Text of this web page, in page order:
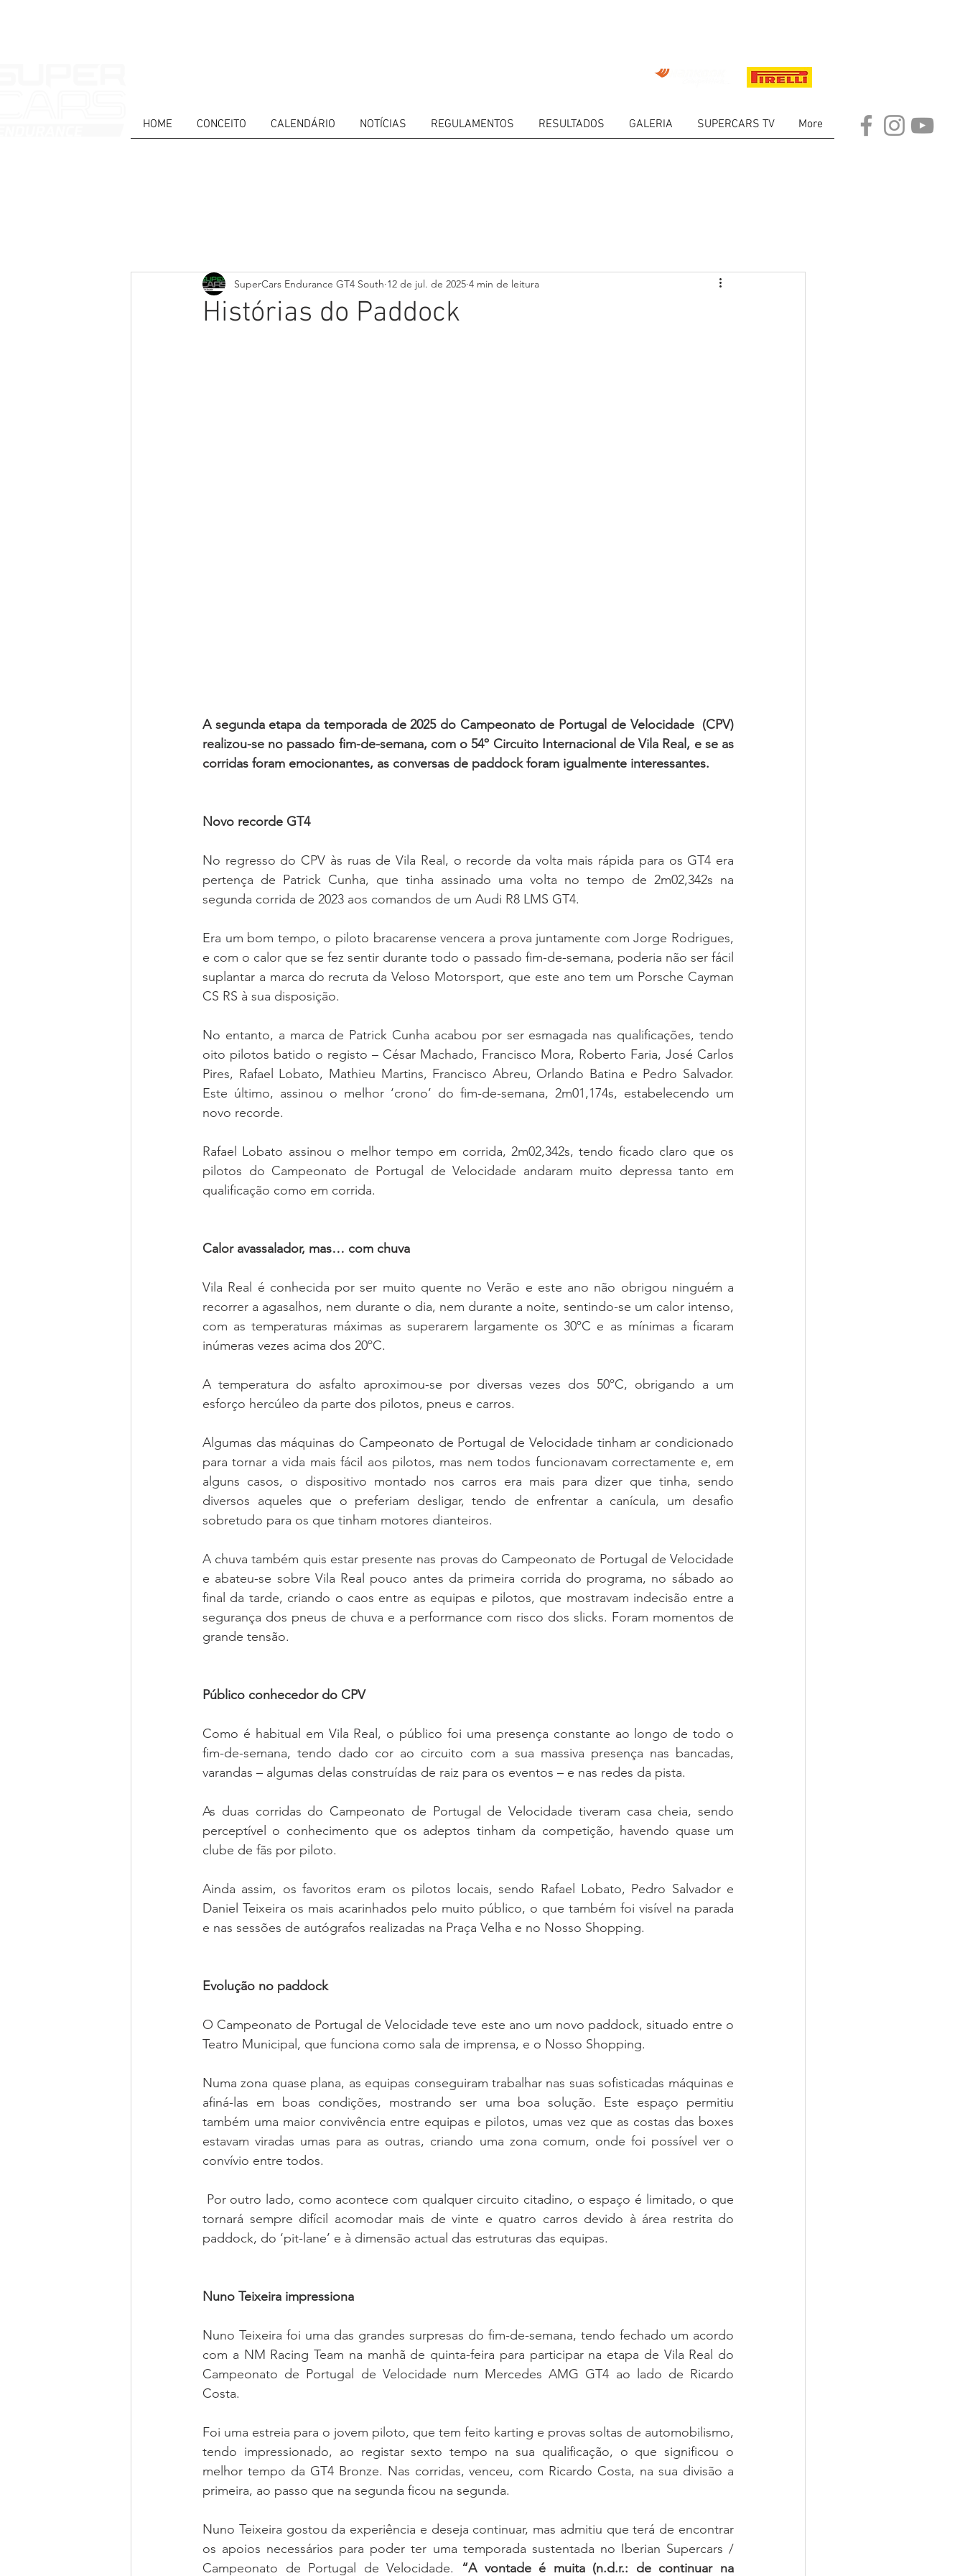
HOME CONCEITO CALENDÁRIO NOTÍCIAS REGULAMENTOS RESULTADOS GALERIA SUPERCARS TV More
Histórias do Paddock
SuperCars Endurance GT4 South 12 de jul. de 2025 4 min de leitura
A segunda etapa da temporada de 2025 do Campeonato de Portugal de Velocidade  (CPV)
realizou-se no passado fim-de-semana, com o 54º Circuito Internacional de Vila Real, e se as
corridas foram emocionantes, as conversas de paddock foram igualmente interessantes.
Novo recorde GT4
No regresso do CPV às ruas de Vila Real, o recorde da volta mais rápida para os GT4 era
pertença de Patrick Cunha, que tinha assinado uma volta no tempo de 2m02,342s na
segunda corrida de 2023 aos comandos de um Audi R8 LMS GT4.
Era um bom tempo, o piloto bracarense vencera a prova juntamente com Jorge Rodrigues,
e com o calor que se fez sentir durante todo o passado fim-de-semana, poderia não ser fácil
suplantar a marca do recruta da Veloso Motorsport, que este ano tem um Porsche Cayman
CS RS à sua disposição.
No entanto, a marca de Patrick Cunha acabou por ser esmagada nas qualificações, tendo
oito pilotos batido o registo – César Machado, Francisco Mora, Roberto Faria, José Carlos
Pires, Rafael Lobato, Mathieu Martins, Francisco Abreu, Orlando Batina e Pedro Salvador.
Este último, assinou o melhor ‘crono’ do fim-de-semana, 2m01,174s, estabelecendo um
novo recorde.
Rafael Lobato assinou o melhor tempo em corrida, 2m02,342s, tendo ficado claro que os
pilotos do Campeonato de Portugal de Velocidade andaram muito depressa tanto em
qualificação como em corrida.
Calor avassalador, mas… com chuva
Vila Real é conhecida por ser muito quente no Verão e este ano não obrigou ninguém a
recorrer a agasalhos, nem durante o dia, nem durante a noite, sentindo-se um calor intenso,
com as temperaturas máximas as superarem largamente os 30ºC e as mínimas a ficaram
inúmeras vezes acima dos 20ºC.
A temperatura do asfalto aproximou-se por diversas vezes dos 50ºC, obrigando a um
esforço hercúleo da parte dos pilotos, pneus e carros.
Algumas das máquinas do Campeonato de Portugal de Velocidade tinham ar condicionado
para tornar a vida mais fácil aos pilotos, mas nem todos funcionavam correctamente e, em
alguns casos, o dispositivo montado nos carros era mais para dizer que tinha, sendo
diversos aqueles que o preferiam desligar, tendo de enfrentar a canícula, um desafio
sobretudo para os que tinham motores dianteiros.
A chuva também quis estar presente nas provas do Campeonato de Portugal de Velocidade
e abateu-se sobre Vila Real pouco antes da primeira corrida do programa, no sábado ao
final da tarde, criando o caos entre as equipas e pilotos, que mostravam indecisão entre a
segurança dos pneus de chuva e a performance com risco dos slicks. Foram momentos de
grande tensão.
Público conhecedor do CPV
Como é habitual em Vila Real, o público foi uma presença constante ao longo de todo o
fim-de-semana, tendo dado cor ao circuito com a sua massiva presença nas bancadas,
varandas – algumas delas construídas de raiz para os eventos – e nas redes da pista.
As duas corridas do Campeonato de Portugal de Velocidade tiveram casa cheia, sendo
perceptível o conhecimento que os adeptos tinham da competição, havendo quase um
clube de fãs por piloto.
Ainda assim, os favoritos eram os pilotos locais, sendo Rafael Lobato, Pedro Salvador e
Daniel Teixeira os mais acarinhados pelo muito público, o que também foi visível na parada
e nas sessões de autógrafos realizadas na Praça Velha e no Nosso Shopping.
Evolução no paddock
O Campeonato de Portugal de Velocidade teve este ano um novo paddock, situado entre o
Teatro Municipal, que funciona como sala de imprensa, e o Nosso Shopping.
Numa zona quase plana, as equipas conseguiram trabalhar nas suas sofisticadas máquinas e
afiná-las em boas condições, mostrando ser uma boa solução. Este espaço permitiu
também uma maior convivência entre equipas e pilotos, umas vez que as costas das boxes
estavam viradas umas para as outras, criando uma zona comum, onde foi possível ver o
convívio entre todos.
Por outro lado, como acontece com qualquer circuito citadino, o espaço é limitado, o que
tornará sempre difícil acomodar mais de vinte e quatro carros devido à área restrita do
paddock, do ‘pit-lane’ e à dimensão actual das estruturas das equipas.
Nuno Teixeira impressiona
Nuno Teixeira foi uma das grandes surpresas do fim-de-semana, tendo fechado um acordo
com a NM Racing Team na manhã de quinta-feira para participar na etapa de Vila Real do
Campeonato de Portugal de Velocidade num Mercedes AMG GT4 ao lado de Ricardo
Costa.
Foi uma estreia para o jovem piloto, que tem feito karting e provas soltas de automobilismo,
tendo impressionado, ao registar sexto tempo na sua qualificação, o que significou o
melhor tempo da GT4 Bronze. Nas corridas, venceu, com Ricardo Costa, na sua divisão a
primeira, ao passo que na segunda ficou na segunda.
Nuno Teixeira gostou da experiência e deseja continuar, mas admitiu que terá de encontrar
os apoios necessários para poder ter uma temporada sustentada no Iberian Supercars /
Campeonato de Portugal de Velocidade. “A vontade é muita (n.d.r.: de continuar na